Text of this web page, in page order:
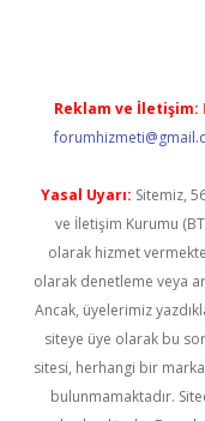
Reklam ve İletişim:
Yasal Uyarı: Sitemiz,
ve İletişim Kurumu
olarak hizmet
olarak denetleme veya
Ancak, üyelerimiz
siteye üye olarak bu
sitesi, herhangi bir
bulunmamaktadır.